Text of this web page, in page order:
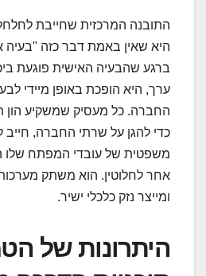
התובנה המרכזית שחייבת
היא שאין באמת דבר כזה "בעיה
ברגע שהבעיה האישית פוגעת
ערך, היא הופכת באופן מיידי
החברה. כל מעסיק שמשקיע הון
כדי להגן על שרתי החברה, חייב
משפטית של עובדי המפתח שלו
אחר לחלוטין. הוא משתק מערכות,
ומייצר נזק כלכלי ישיר.
היתרונות של